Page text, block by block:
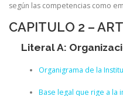
TRABAJA CON
según las competencias como
CAPITULO 2 –
Literal A:
Organigrama de la
Base legal que rige a la